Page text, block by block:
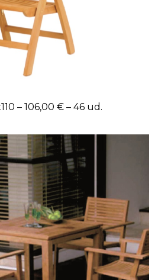
– 106,00 € – 46 ud.